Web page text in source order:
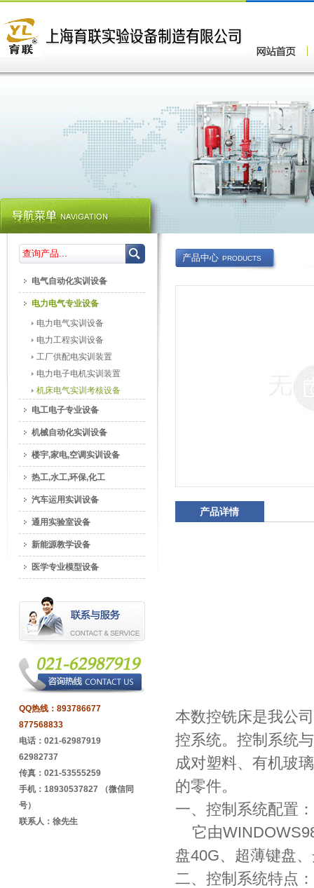
产品中心 PRODUCTS
产品详情
本数控铣床是我公
控系统。控制系统
成对塑料、有机玻
的零件。
一、控制系统配置：
它由
盘40G、超薄键盘
二、控制系统特点：
电气自动化实训设备
电力电气专业设备
电力电气实训设备
电力工程实训设备
工厂供配电实训装置
电力电子电机实训装置
机床电气实训考核设备
电工电子专业设备
机械自动化实训设备
楼宇,家电,空调实训设备
热工,水工,环保,化工
汽车运用实训设备
通用实验室设备
新能源教学设备
医学专业模型设备
QQ热线： 893786677
877568833
电话：021-62987919
62982737
传真：021-53555259
手机：18930537827 （微信同
号）
联系人：徐先生